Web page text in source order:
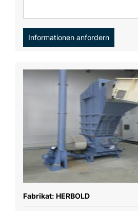
Informationen anfordern
Fabrikat: HERBOLD